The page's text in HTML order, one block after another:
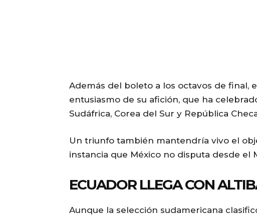
Además del boleto a los octavos de final,
entusiasmo de su afición, que ha
Sudáfrica, Corea del Sur y República
Un triunfo también mantendría vivo el
instancia que México no disputa desde el
ECUADOR LLEGA CON
Aunque la selección sudamericana